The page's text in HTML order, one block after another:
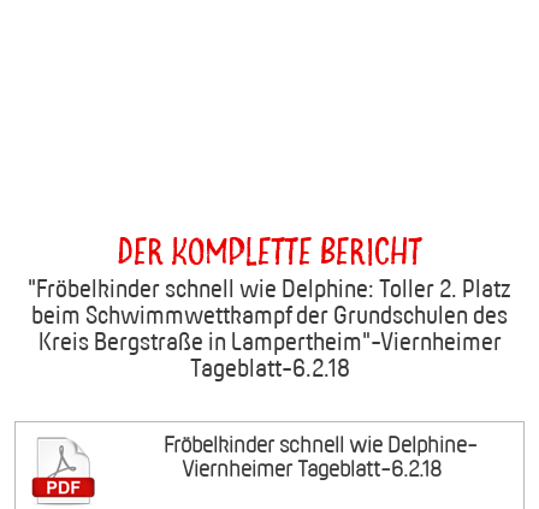
Der komplette Bericht
"Fröbelkinder schnell wie Delphine: Toller 2. Platz
beim Schwimmwettkampf der Grundschulen des
Kreis Bergstraße in Lampertheim"-Viernheimer
Tageblatt-6.2.18
Fröbelkinder schnell wie Delphine-
Viernheimer Tageblatt-6.2.18